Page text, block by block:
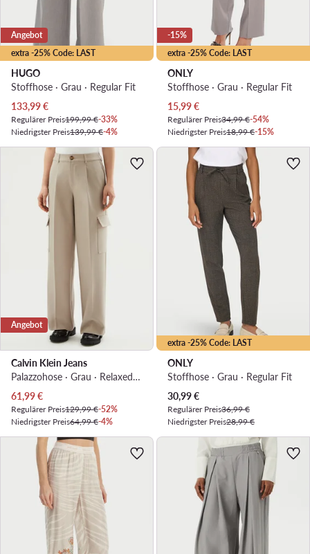
extra -25% Code: LAST
Angebot
HUGO
Stoffhose · Grau · Regular Fit
Aktueller Preis
133,99€
Regulärer Preis199,99 €-33%
Niedrigster Preis139,99 €-4%
extra -25% Code: LAST
-15%
ONLY
Stoffhose · Grau · Regular Fit
Aktueller Preis
15,99€
Regulärer Preis34,99 €-54%
Niedrigster Preis18,99 €-15%
Angebot
Calvin Klein Jeans
Palazzohose · Grau · Relaxed Fit
Aktueller Preis
61,99€
Regulärer Preis129,99 €-52%
Niedrigster Preis64,99 €-4%
extra -25% Code: LAST
ONLY
Stoffhose · Grau · Regular Fit
Aktueller Preis
30,99€
Regulärer Preis36,99 €
Niedrigster Preis28,99 €